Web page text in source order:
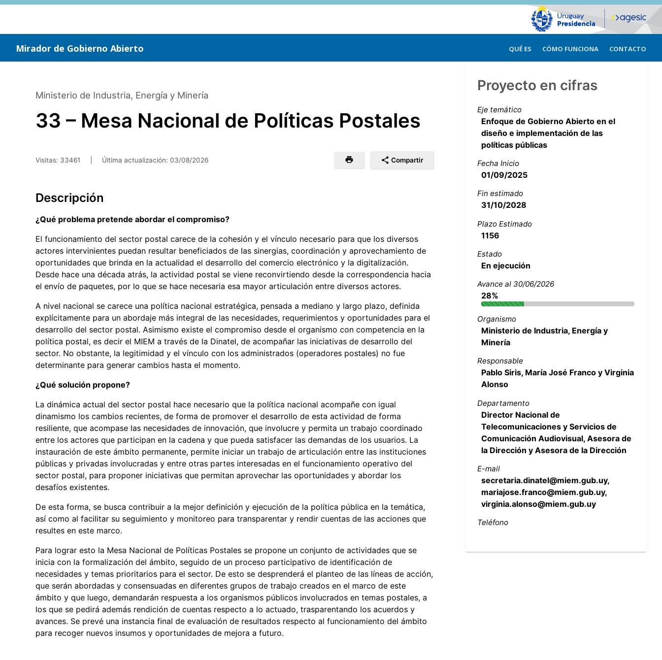
Saltar
Mirador de Gobierno Abierto QUÉ ES CÓMO FUNCIONA CONTACTO
Ministerio de Industria, Energía y Minería
33 – Mesa Nacional de Políticas Postales
Visitas: 33461 Última actualización: 03/08/2026 Compartir
Descripción
¿Qué problema pretende abordar el compromiso?
El funcionamiento del sector postal carece de la cohesión y el vínculo necesario para que los diversos
actores intervinientes puedan resultar beneficiados de las sinergias, coordinación y aprovechamiento de
oportunidades que brinda en la actualidad el desarrollo del comercio electrónico y la digitalización.
Desde hace una década atrás, la actividad postal se viene reconvirtiendo desde la correspondencia hacia
el envío de paquetes, por lo que se hace necesaria esa mayor articulación entre diversos actores.
A nivel nacional se carece una política nacional estratégica, pensada a mediano y largo plazo, definida
explícitamente para un abordaje más integral de las necesidades, requerimientos y oportunidades para el
desarrollo del sector postal. Asimismo existe el compromiso desde el organismo con competencia en la
política postal, es decir el MIEM a través de la Dinatel, de acompañar las iniciativas de desarrollo del
sector. No obstante, la legitimidad y el vínculo con los administrados (operadores postales) no fue
determinante para generar cambios hasta el momento.
¿Qué solución propone?
La dinámica actual del sector postal hace necesario que la política nacional acompañe con igual
dinamismo los cambios recientes, de forma de promover el desarrollo de esta actividad de forma
resiliente, que acompase las necesidades de innovación, que involucre y permita un trabajo coordinado
entre los actores que participan en la cadena y que pueda satisfacer las demandas de los usuarios. La
instauración de este ámbito permanente, permite iniciar un trabajo de articulación entre las instituciones
públicas y privadas involucradas y entre otras partes interesadas en el funcionamiento operativo del
sector postal, para proponer iniciativas que permitan aprovechar las oportunidades y abordar los
desafíos existentes.
De esta forma, se busca contribuir a la mejor definición y ejecución de la política pública en la temática,
así como al facilitar su seguimiento y monitoreo para transparentar y rendir cuentas de las acciones que
resultes en este marco.
Para lograr esto la Mesa Nacional de Políticas Postales se propone un conjunto de actividades que se
inicia con la formalización del ámbito, seguido de un proceso participativo de identificación de
necesidades y temas prioritarios para el sector. De esto se desprenderá el planteo de las líneas de acción,
que serán abordadas y consensuadas en diferentes grupos de trabajo creados en el marco de este
ámbito y que luego, demandarán respuesta a los organismos públicos involucrados en temas postales, a
los que se pedirá además rendición de cuentas respecto a lo actuado, trasparentando los acuerdos y
avances. Se prevé una instancia final de evaluación de resultados respecto al funcionamiento del ámbito
para recoger nuevos insumos y oportunidades de mejora a futuro.
Proyecto en cifras
Eje temático
Enfoque de Gobierno Abierto en el
diseño e implementación de las
políticas públicas
Fecha Inicio
01/09/2025
Fin estimado
31/10/2028
Plazo Estimado
1156
Estado
En ejecución
Avance al 30/06/2026
28%
Organismo
Ministerio de Industria, Energía y
Minería
Responsable
Pablo Siris, María José Franco y Virginia
Alonso
Departamento
Director Nacional de
Telecomunicaciones y Servicios de
Comunicación Audiovisual, Asesora de
la Dirección y Asesora de la Dirección
E-mail
secretaria.dinatel@miem.gub.uy,
mariajose.franco@miem.gub.uy,
virginia.alonso@miem.gub.uy
Teléfono